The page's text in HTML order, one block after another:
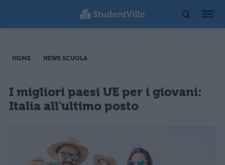
HOME NEWS SCUOLA
I migliori paesi UE per i giovani:
Italia all'ultimo posto